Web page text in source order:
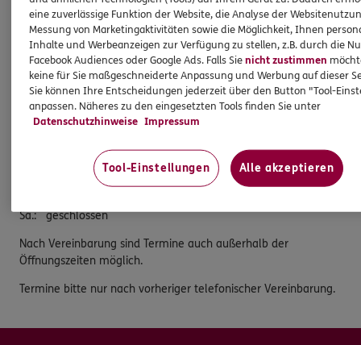
90562 Heroldsberg
Tel: 0911/5186518
Mobil: 0174/3339381
Öffnungszeiten
09:00 - 18:00
09:00 - 18:00
09:00 - 18:00
Sa.: geschlossen
Nach Vereinbarung sind Termine auch außerhalb der
Öffnungszeiten möglich.
Termine bitte nur nach vorheriger telefonischer Vereinbarung.
eine zuverlässige Funktion der Website, die Analyse der
Messung von Marketingaktivitäten sowie die Möglichkeit, Ihnen
Inhalte und Werbeanzeigen zur Verfügung zu stellen, z.B. durch die
Facebook Audiences oder Google Ads. Falls Sienicht zustimmen
keine für Sie maßgeschneiderte Anpassung und Werbung auf dieser
Sie können Ihre Entscheidungen jederzeit über den Button "Tool-
anpassen. Näheres zu den eingesetzten Tools finden Sie unter
Datenschutzhinweise Impressum
Tool-Einstellungen Alle akzeptieren